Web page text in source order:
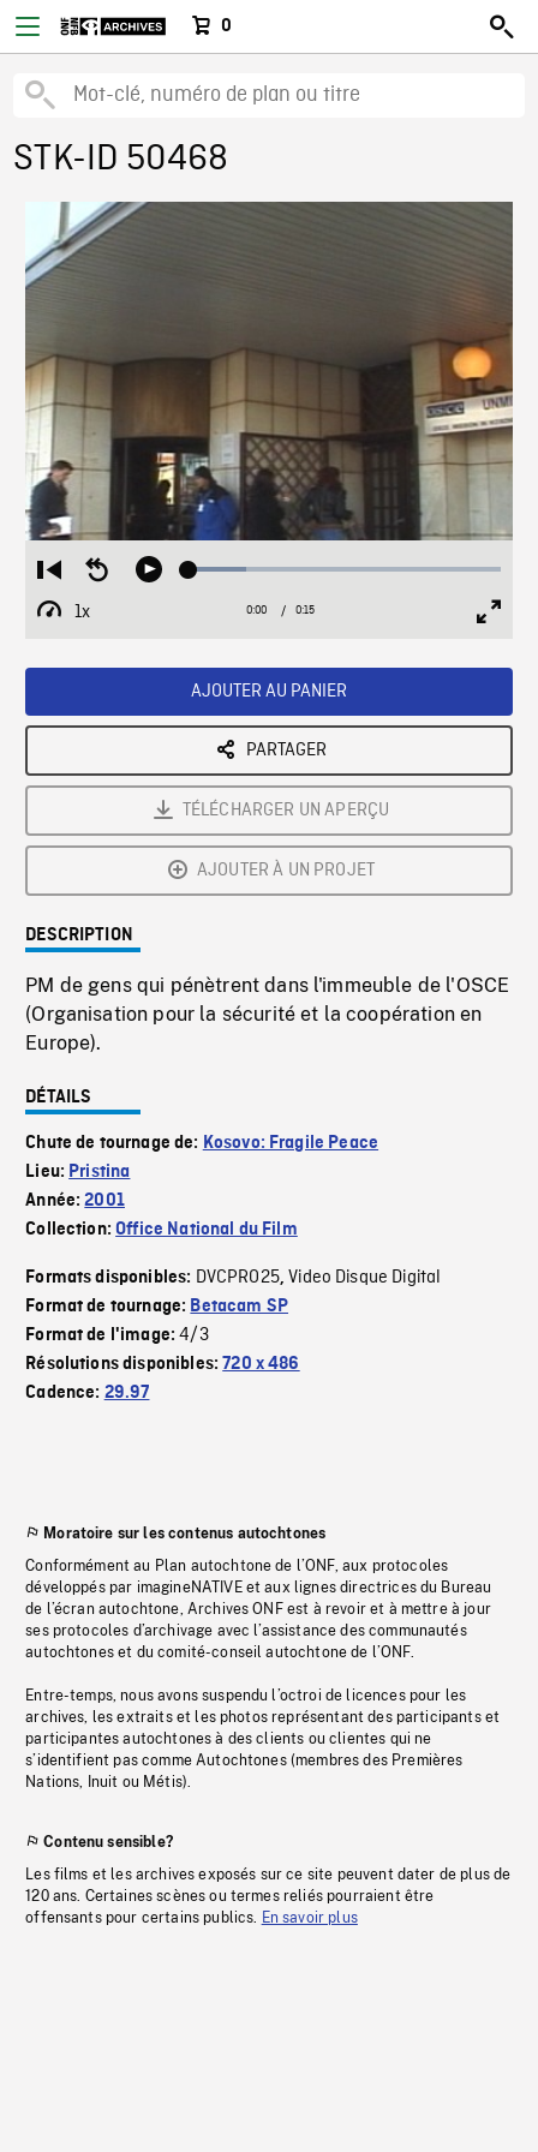
0
STK-ID 50468
Restart
from
beginning
Seek
Play Loaded:
1x
Playback
Current
0:00 / Duration
0:15
AJOUTER AU PANIER
PARTAGER
TÉLÉCHARGER UN APERÇU
AJOUTER À UN PROJET
DESCRIPTION
PM de gens qui pénètrent dans l'immeuble de l'OSCE
(Organisation pour la sécurité et la coopération en
Europe).
DÉTAILS
Chute de tournage de: Kosovo: Fragile Peace
Lieu: Pristina
Année:2001
Collection:Office National du Film
Formats disponibles: DVCPRO25,Video Disque Digital
Format de tournage: Betacam SP
Format de l'image:4/3
Résolutions disponibles:720 x 486
Cadence: 29.97
Moratoire sur les contenus autochtones
Conformément au Plan autochtone de l’ONF, aux protocoles
développés par imagineNATIVE et aux lignes directrices du Bureau
de l’écran autochtone, Archives ONF est à revoir et à mettre à jour
ses protocoles d’archivage avec l’assistance des communautés
autochtones et du comité-conseil autochtone de l’ONF.
Entre-temps, nous avons suspendu l’octroi de licences pour les
archives, les extraits et les photos représentant des participants et
participantes autochtones à des clients ou clientes qui ne
s’identifient pas comme Autochtones (membres des Premières
Nations, Inuit ou Métis).
Contenu sensible?
Les films et les archives exposés sur ce site peuvent dater de plus de
120 ans. Certaines scènes ou termes reliés pourraient être
offensants pour certains publics. En savoir plus